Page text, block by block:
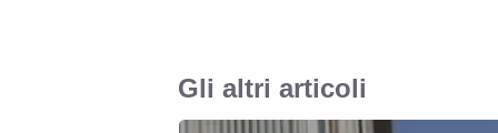
Gli altri articoli